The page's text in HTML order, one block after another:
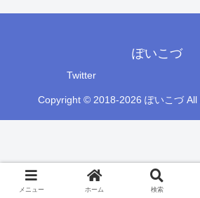
ぽいこづ
Twitter
Copyright © 2018-2026 ぽいこづ All
メニュー ホーム 検索